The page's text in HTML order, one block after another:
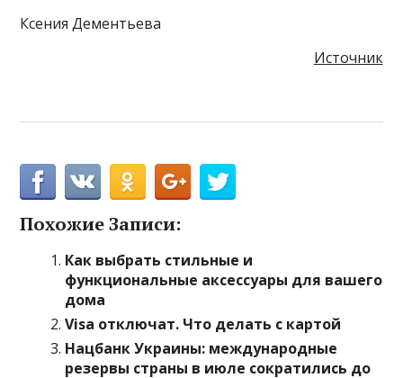
Ксения Дементьева
Источник
Похожие Записи:
Как выбрать стильные и
функциональные аксессуары для вашего
дома
Visa отключат. Что делать с картой
Нацбанк Украины: международные
резервы страны в июле сократились до